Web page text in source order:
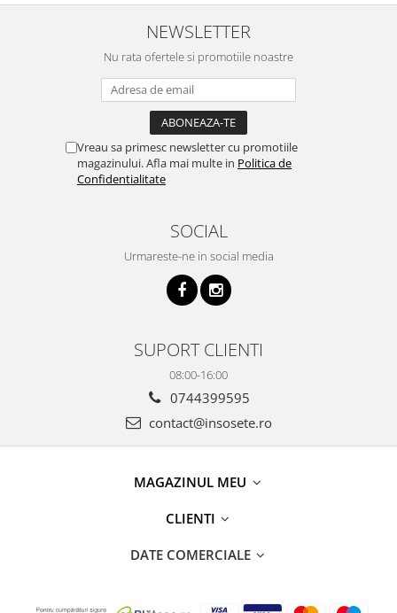
NEWSLETTER
Nu rata ofertele si promotiile noastre
Vreau sa primesc newsletter cu promotiile
magazinului. Afla mai multe in Politica de
Confidentialitate
SOCIAL
Urmareste-ne in social media
SUPORT CLIENTI
08:00-16:00
0744399595
contact@insosete.ro
MAGAZINUL MEU
CLIENTI
DATE COMERCIALE